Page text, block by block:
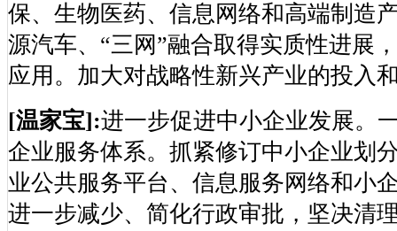
保、生物医药、信息网络和高端制造
源汽车、“三网”融合取得实质性进展
应用。加大对战略性新兴产业的投入
[温家宝]:进一步促进中小企业发展。
企业服务体系。抓紧修订中小企业划
业公共服务平台、信息服务网络和小
进一步减少、简化行政审批，坚决清